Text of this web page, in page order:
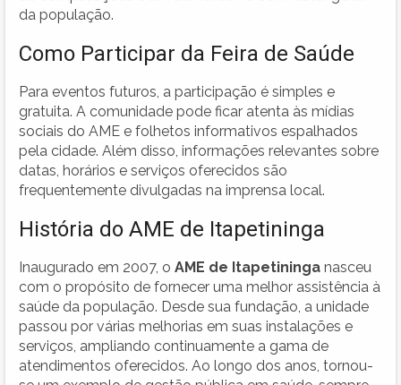
da população.
Como Participar da Feira de Saúde
Para eventos futuros, a participação é simples e
gratuita. A comunidade pode ficar atenta às mídias
sociais do AME e folhetos informativos espalhados
pela cidade. Além disso, informações relevantes sobre
datas, horários e serviços oferecidos são
frequentemente divulgadas na imprensa local.
História do AME de Itapetininga
Inaugurado em 2007, o AME de Itapetininga nasceu
com o propósito de fornecer uma melhor assistência à
saúde da população. Desde sua fundação, a unidade
passou por várias melhorias em suas instalações e
serviços, ampliando continuamente a gama de
atendimentos oferecidos. Ao longo dos anos, tornou-